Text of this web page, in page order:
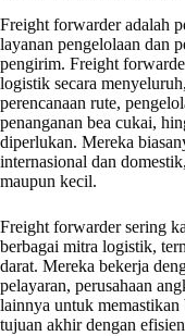
Freight forwarder adalah
layanan pengelolaan dan
pengirim. Freight
logistik secara
perencanaan rute,
penanganan bea cukai,
diperlukan. Mereka
internasional dan
maupun kecil.
Freight forwarder sering
berbagai mitra logistik,
darat. Mereka bekerja
pelayaran, perusahaan
lainnya untuk
tujuan akhir dengan